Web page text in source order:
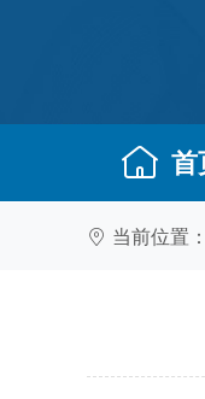
首
当前位置：